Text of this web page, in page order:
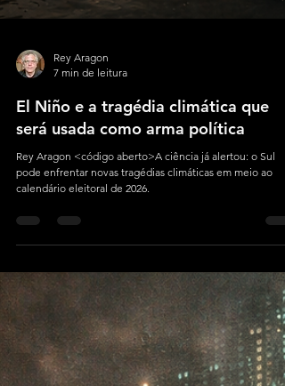
Rey Aragon
7 min de leitura
El Niño e a tragédia climática que
será usada como arma política
Rey Aragon <código aberto>A ciência já alertou: o Sul
pode enfrentar novas tragédias climáticas em meio ao
calendário eleitoral de 2026.